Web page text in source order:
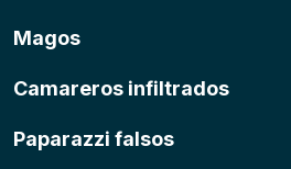
Magos
Camareros infiltrados
Paparazzi falsos